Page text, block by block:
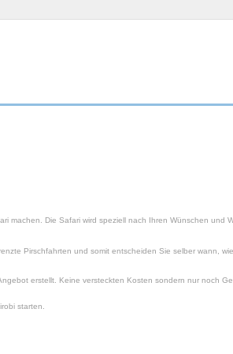
machen. Die Safari wird speziell nach Ihren Wünschen
Pirschfahrten und somit entscheiden Sie selber wann,
erstellt. Keine versteckten Kosten sondern nur noch
starten.